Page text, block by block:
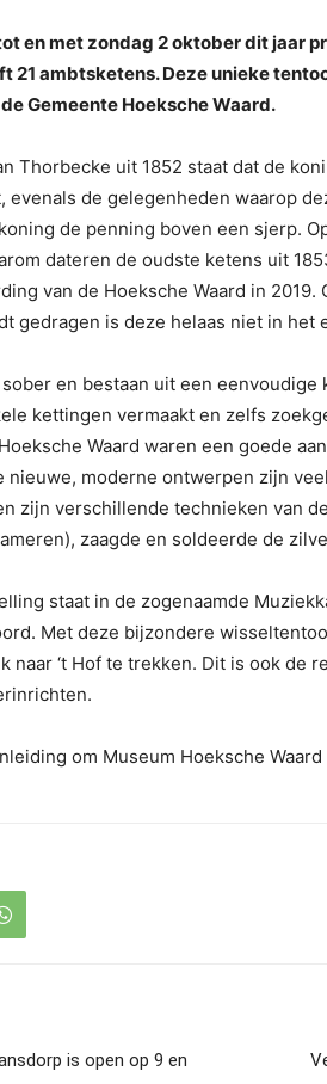
en met zondag 2 oktober dit jaar
21 ambtsketens. Deze unieke
Gemeente Hoeksche Waard.
Thorbecke uit 1852 staat dat de
evenals de gelegenheden waarop
de penning boven een sjerp.
dateren de oudste ketens uit
van de Hoeksche Waard in
gedragen is deze helaas niet in het
en bestaan uit een
kettingen vermaakt en zelfs
Waard waren een goede
nieuwe, moderne ontwerpen zijn
zijn verschillende technieken van
zaagde en soldeerde de
staat in de zogenaamde
Met deze bijzondere
naar ‘t Hof te trekken. Dit is ook de
om Museum Hoeksche
is open op 9 en